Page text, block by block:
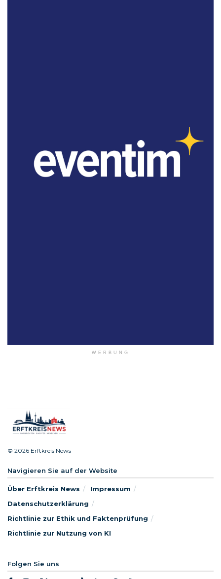
WERBUNG
© 2026 Erftkreis News
Navigieren Sie auf der Website
Über Erftkreis News
Impressum
Datenschutzerklärung
Richtlinie zur Ethik und Faktenprüfung
Richtlinie zur Nutzung von KI
Folgen Sie uns